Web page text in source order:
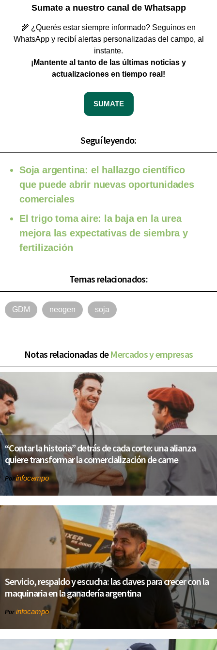
Sumate a nuestro canal de Whatsapp
🌾 ¿Querés estar siempre informado? Seguinos en
WhatsApp y recibí alertas personalizadas del campo, al
instante.
¡Mantente al tanto de las últimas noticias y
actualizaciones en tiempo real!
SUMATE
Seguí leyendo:
Soja argentina: el hallazgo científico
que puede abrir nuevas oportunidades
comerciales
El trigo toma aire: la baja en la urea
mejora las expectativas de siembra y
fertilización
Temas relacionados:
GDM neogen soja
Notas relacionadas deMercados y empresas
“Contar la historia” detrás de cada corte: una alianza
quiere transformar la comercialización de carne
Por infocampo
Servicio, respaldo y escucha: las claves para crecer con la
maquinaria en la ganadería argentina
Por infocampo